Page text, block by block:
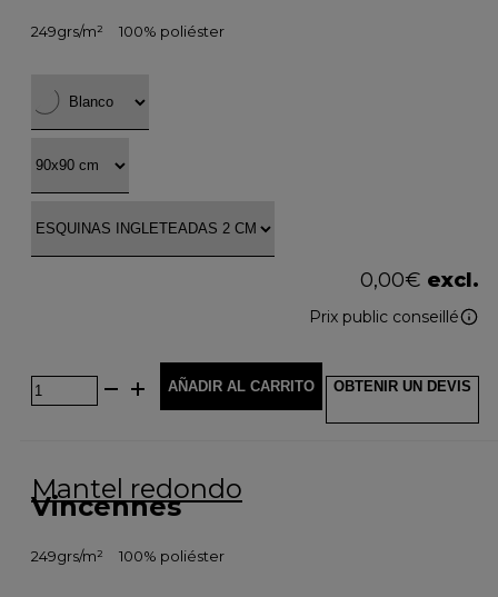
249grs/m² 100% poliéster
0,00€ excl.
Prix public conseillé
AÑADIR AL CARRITO OBTENIR UN DEVIS
Mantel redondo
Vincennes
249grs/m² 100% poliéster